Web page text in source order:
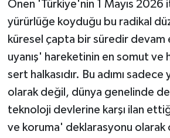
Önen 'Türkiye'nin 1 Mayıs 2026
yürürlüğe koyduğu bu radikal
küresel çapta bir süredir devam
uyanış' hareketinin en somut ve
sert halkasıdır. Bu adımı
olarak değil, dünya genelinde
teknoloji devlerine karşı ilan
ve koruma' deklarasyonu olarak